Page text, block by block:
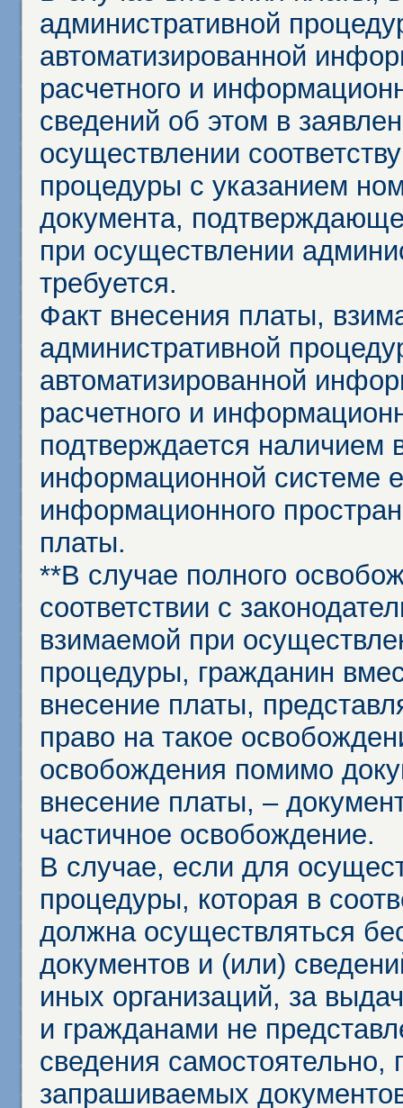
административной
автоматизированной
расчетного и
сведений об этом в
осуществлении
процедуры с указанием
документа,
при осуществлении
требуется.
Факт внесения платы,
административной
автоматизированной
расчетного и
подтверждается наличием
информационной системе
информационного
платы.
**В случае полного
соответствии с
взимаемой при
процедуры, гражданин
внесение платы,
право на такое
освобождения помимо
внесение платы, –
частичное освобождение.
В случае, если для
процедуры, которая в
должна осуществляться
документов и (или)
иных организаций, за
и гражданами не
сведения
запрашиваемых